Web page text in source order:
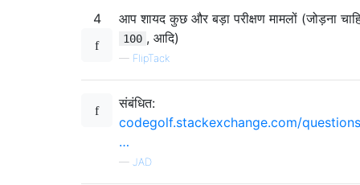
4 आप शायद कुछ और बड़ा परीक्षण मामलों (जोड़ना
100 , आदि)
— FlipTack
संबंधित:
codegolf.stackexchange.com/
…
— JAD